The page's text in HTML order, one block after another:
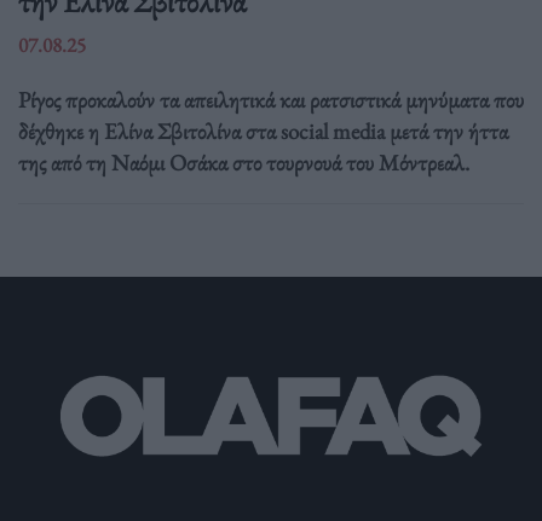
07.08.25
Ρίγος προκαλούν τα απειλητικά και ρατσιστικά μηνύματα που
δέχθηκε η Ελίνα Σβιτολίνα στα social media μετά την ήττα
της από τη Ναόμι Οσάκα στο τουρνουά του Μόντρεαλ.